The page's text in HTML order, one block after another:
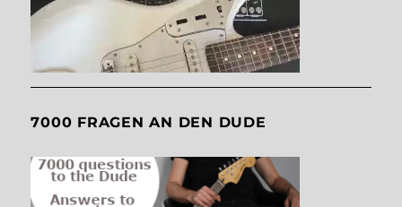
7000 FRAGEN AN DEN DUDE